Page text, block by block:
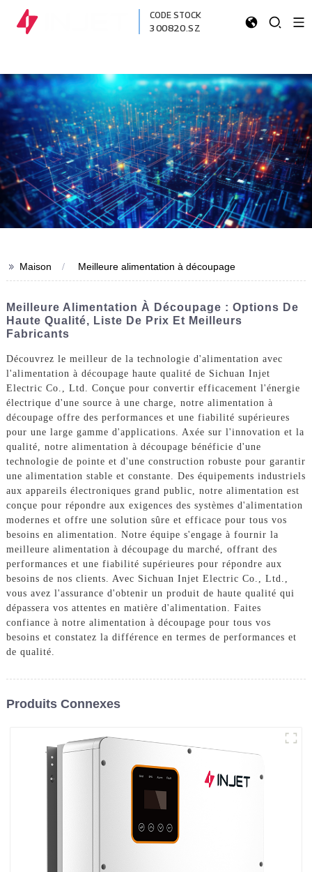
CODE STOCK
300820.SZ
>> Maison Meilleure alimentation à découpage
Meilleure Alimentation À Découpage : Options De
Haute Qualité, Liste De Prix Et Meilleurs
Fabricants
Découvrez le meilleur de la technologie d'alimentation avec
l'alimentation à découpage haute qualité de Sichuan Injet
Electric Co., Ltd. Conçue pour convertir efficacement l'énergie
électrique d'une source à une charge, notre alimentation à
découpage offre des performances et une fiabilité supérieures
pour une large gamme d'applications. Axée sur l'innovation et la
qualité, notre alimentation à découpage bénéficie d'une
technologie de pointe et d'une construction robuste pour garantir
une alimentation stable et constante. Des équipements industriels
aux appareils électroniques grand public, notre alimentation est
conçue pour répondre aux exigences des systèmes d'alimentation
modernes et offre une solution sûre et efficace pour tous vos
besoins en alimentation. Notre équipe s'engage à fournir la
meilleure alimentation à découpage du marché, offrant des
performances et une fiabilité supérieures pour répondre aux
besoins de nos clients. Avec Sichuan Injet Electric Co., Ltd.,
vous avez l'assurance d'obtenir un produit de haute qualité qui
dépassera vos attentes en matière d'alimentation. Faites
confiance à notre alimentation à découpage pour tous vos
besoins et constatez la différence en termes de performances et
de qualité.
Produits Connexes